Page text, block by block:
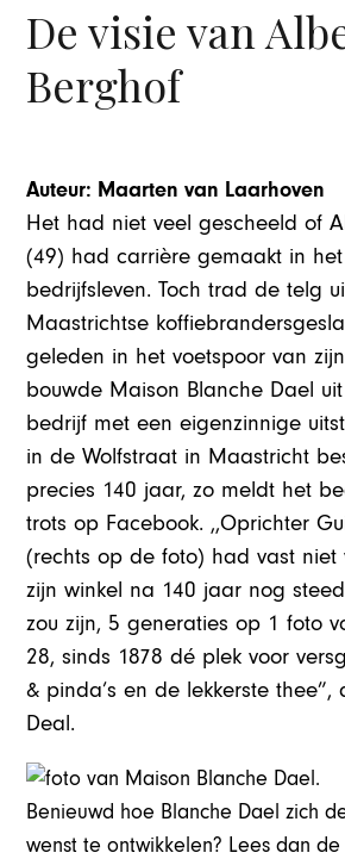
De visie van
Berghof
Auteur: Maarten van Laarhoven
Het had niet veel gescheeld of
(49) had carrière gemaakt in
bedrijfsleven. Toch trad de telg
Maastrichtse
geleden in het voetspoor van
bouwde Maison Blanche Dael
bedrijf met een eigenzinnige
in de Wolfstraat in Maastricht
precies 140 jaar, zo meldt het
trots op Facebook. ,,Oprichter
(rechts op de foto) had vast niet
zijn winkel na 140 jaar nog
zou zijn, 5 generaties op 1 foto
28, sinds 1878 dé plek voor
& pinda’s en de lekkerste thee”,
Deal.
Benieuwd hoe Blanche Dael zich
wenst te ontwikkelen? Lees dan